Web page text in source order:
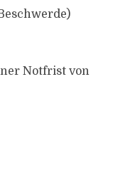
Notfrist von